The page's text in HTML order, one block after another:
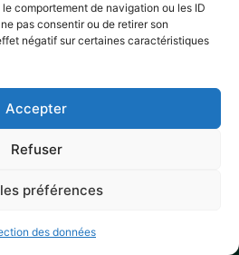
comportement de navigation ou les ID
pas consentir ou de retirer son
négatif sur certaines caractéristiques
Accepter
Refuser
préférences
des données
ARRAR
3 SUR 4
scanné